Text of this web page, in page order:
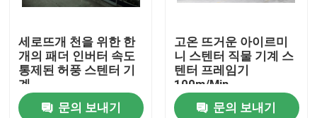
제품 소개
직물 너비 내기 기계
세로뜨개 천을 위한 한
개의 패더 인버터 속도
통제된 허풍 스텐터 기
계
문의 보내기
고온 뜨거운 아이르미
니 스텐터 직물 기계 스
텐터 프레임기
100m/Min
문의 보내기